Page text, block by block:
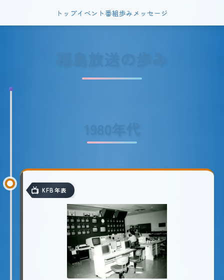
トップイベント番組歩み メッセージ
KFB年表